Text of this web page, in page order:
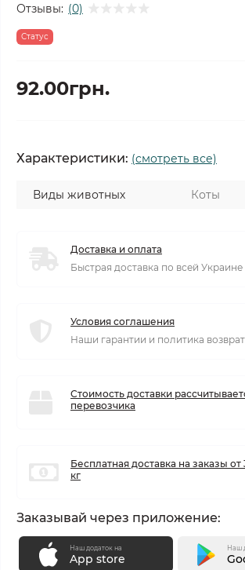
Отзывы: (0)
Статус
92.00грн.
Характеристики: (смотреть все)
Виды животных Коты
Доставка и оплата
Быстрая доставка по всей Украине
Условия соглашения
Наши гарантии и политика
Стоимость доставки
перевозчика
Бесплатная доставка на заказы
кг
Заказывай через приложение:
Наш додаток на
App store
Наш